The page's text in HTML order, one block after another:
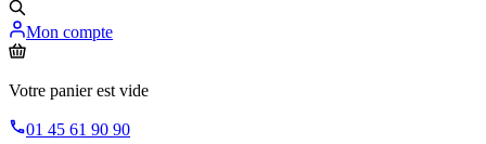
Mon compte
Votre panier est vide
01 45 61 90 90